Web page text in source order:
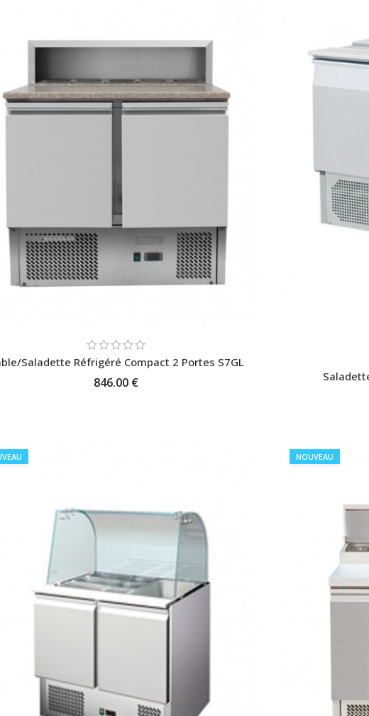
Saladette Réfrigéré Compact 2 Portes S7GL
846.00 €
NOUVEAU